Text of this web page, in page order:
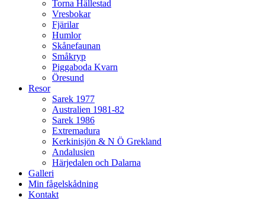
Torna Hällestad
Vresbokar
Fjärilar
Humlor
Skånefaunan
Småkryp
Piggaboda Kvarn
Öresund
Resor
Sarek 1977
Australien 1981-82
Sarek 1986
Extremadura
Kerkinisjön & N Ö Grekland
Andalusien
Härjedalen och Dalarna
Galleri
Min fågelskådning
Kontakt